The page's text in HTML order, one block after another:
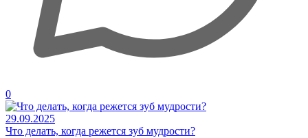
0
29.09.2025
Что делать, когда режется зуб мудрости?